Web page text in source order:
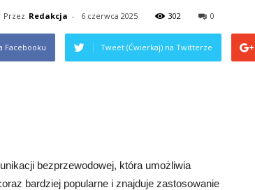
Przez Redakcja - 6 czerwca 2025 302 0
Facebooku Tweet (Ćwierkaj) na Twitterze
bezprzewodowej, która umożliwia
bardziej popularne i znajduje zastosowanie